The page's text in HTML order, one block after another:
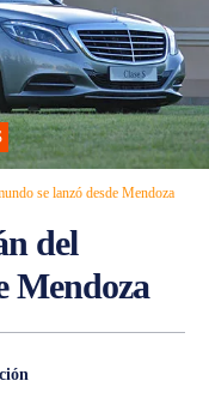
se lanzó desde Mendoza
del
Mendoza